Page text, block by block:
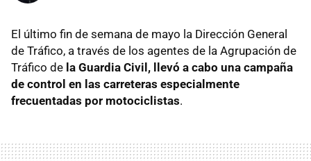
El último fin de semana de mayo la Dirección General
de Tráfico, a través de los agentes de la Agrupación de
Tráfico de la Guardia Civil, llevó a cabo una campaña
de control en las carreteras especialmente
frecuentadas por motociclistas.